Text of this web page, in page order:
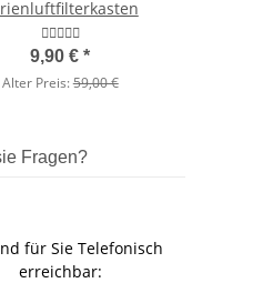
9,90 €*
Alter Preis:59,00 €
Fragen?
für Sie Telefonisch
erreichbar: